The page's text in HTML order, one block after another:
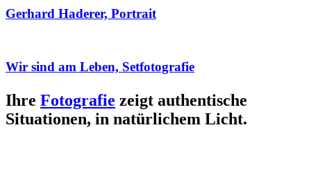
Gerhard Haderer, Portrait
Wir sind am Leben, Setfotografie
Ihre Fotografie zeigt authentische
Situationen, in natürlichem Licht.